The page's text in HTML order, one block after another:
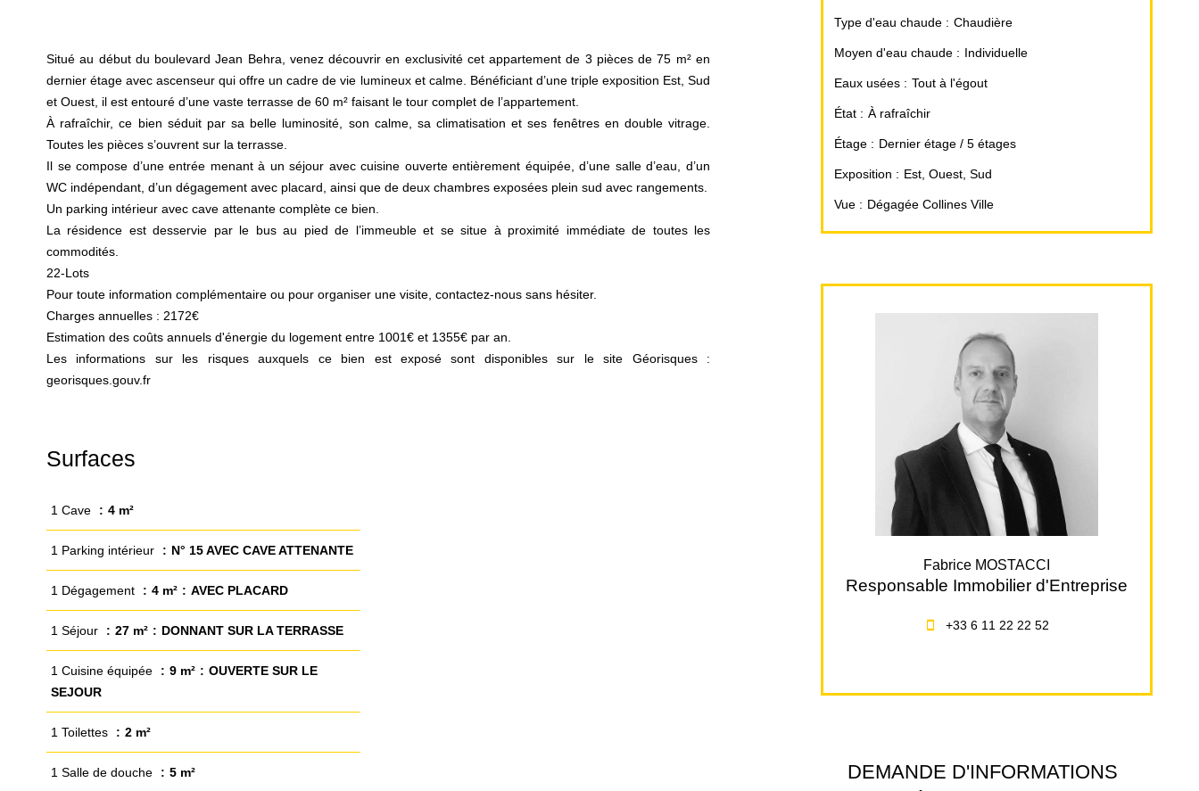
Situé au début du boulevard Jean Behra, venez découvrir en exclusivité cet appartement de 3 pièces de 75 m² en
dernier étage avec ascenseur qui offre un cadre de vie lumineux et calme. Bénéficiant d’une triple exposition Est, Sud
et Ouest, il est entouré d’une vaste terrasse de 60 m² faisant le tour complet de l’appartement.
À rafraîchir, ce bien séduit par sa belle luminosité, son calme, sa climatisation et ses fenêtres en double vitrage.
Toutes les pièces s’ouvrent sur la terrasse.
Il se compose d’une entrée menant à un séjour avec cuisine ouverte entièrement équipée, d’une salle d’eau, d’un
WC indépendant, d’un dégagement avec placard, ainsi que de deux chambres exposées plein sud avec rangements.
Un parking intérieur avec cave attenante complète ce bien.
La résidence est desservie par le bus au pied de l’immeuble et se situe à proximité immédiate de toutes les
commodités.
22-Lots
Pour toute information complémentaire ou pour organiser une visite, contactez-nous sans hésiter.
Charges annuelles : 2172€
Estimation des coûts annuels d'énergie du logement entre 1001€ et 1355€ par an.
Les informations sur les risques auxquels ce bien est exposé sont disponibles sur le site Géorisques :
georisques.gouv.fr
Surfaces
1 Cave 4 m²
1 Parking intérieur N° 15 AVEC CAVE ATTENANTE
1 Dégagement 4 m² AVEC PLACARD
1 Séjour 27 m² DONNANT SUR LA TERRASSE
1 Cuisine équipée 9 m²
OUVERTE SUR LE
SEJOUR
1 Toilettes 2 m²
1 Salle de douche 5 m²
Type d'eau chaude Chaudière
Moyen d'eau chaude Individuelle
Eaux usées Tout à l'égout
État À rafraîchir
Étage Dernier étage / 5 étages
Exposition Est, Ouest, Sud
Vue Dégagée Collines Ville
Fabrice MOSTACCI
Responsable Immobilier d'Entreprise
+33 6 11 22 22 52
DEMANDE D'INFORMATIONS